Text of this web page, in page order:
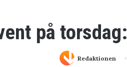
på
Redaktionen